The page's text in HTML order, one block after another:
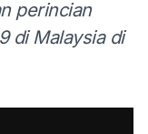
perincian
di Malaysia di